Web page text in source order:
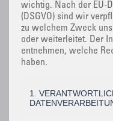
wichtig. Nach der EU-
(DSGVO) sind wir
zu welchem Zweck
oder weiterleitet. Der
entnehmen, welche
haben.
1.